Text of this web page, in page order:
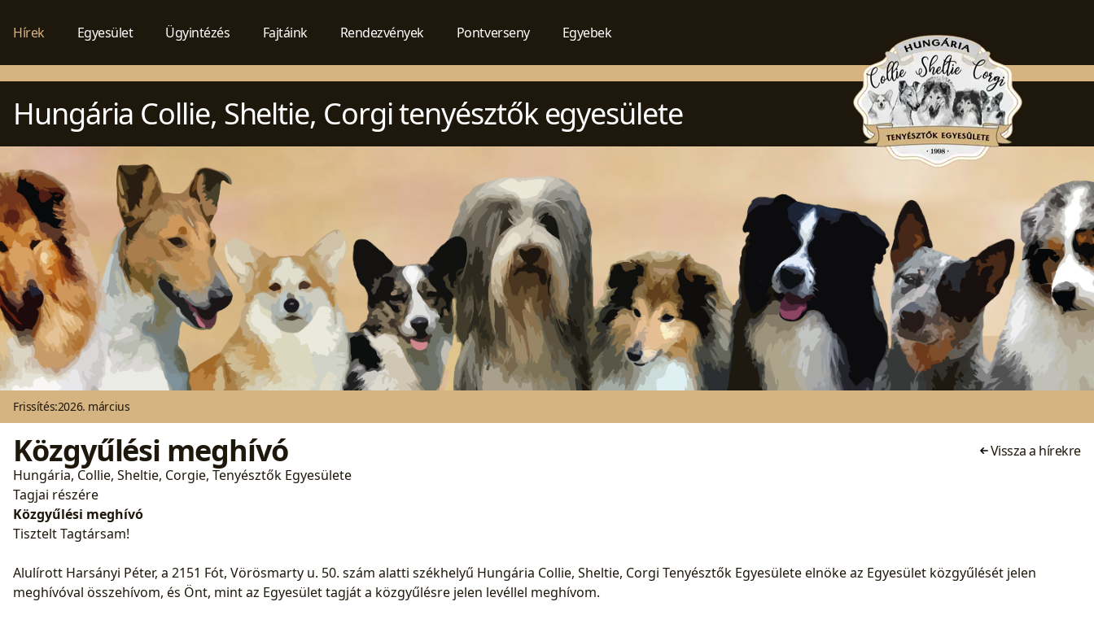
Hírek Egyesület Ügyintézés Fajtáink Rendezvények Pontverseny Egyebek
Hungária Collie, Sheltie, Corgi tenyésztők egyesülete
Frissítés:2026. március
Közgyűlési meghívó
Vissza a hírekre
Hungária, Collie, Sheltie, Corgie, Tenyésztők Egyesülete
Tagjai részére
Közgyűlési meghívó
Tisztelt Tagtársam!
Alulírott Harsányi Péter, a 2151 Fót, Vörösmarty u. 50. szám alatti székhelyű Hungária Collie, Sheltie, Corgi Tenyésztők Egyesülete elnöke az Egyesület közgyűlését jelen
meghívóval összehívom, és Önt, mint az Egyesület tagját a közgyűlésre jelen levéllel meghívom.